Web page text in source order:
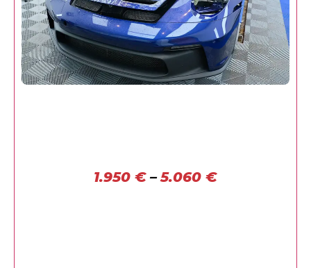
1.950 € – 5.060 €